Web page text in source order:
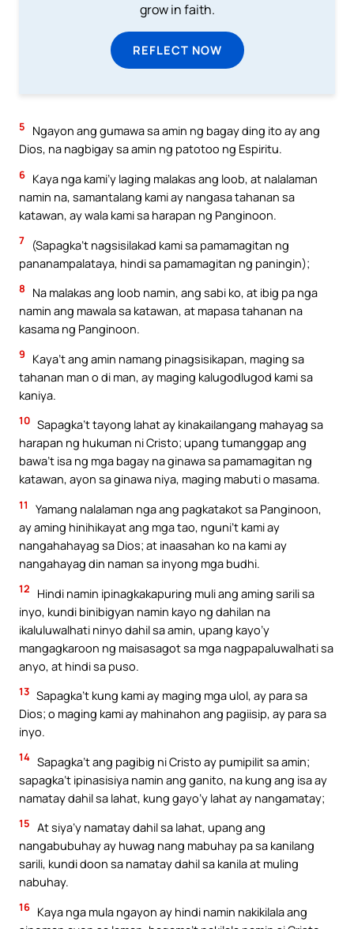
grow in faith.
REFLECT NOW
5
Ngayon ang gumawa sa amin ng bagay ding ito ay ang
Dios, na nagbigay sa amin ng patotoo ng Espiritu.
6 Kaya nga kami’y laging malakas ang loob, at nalalaman
namin na, samantalang kami ay nangasa tahanan sa
katawan, ay wala kami sa harapan ng Panginoon.
7
(Sapagka’t nagsisilakad kami sa pamamagitan ng
pananampalataya, hindi sa pamamagitan ng paningin);
8
Na malakas ang loob namin, ang sabi ko, at ibig pa nga
namin ang mawala sa katawan, at mapasa tahanan na
kasama ng Panginoon.
9
Kaya’t ang amin namang pinagsisikapan, maging sa
tahanan man o di man, ay maging kalugodlugod kami sa
kaniya.
10 Sapagka’t tayong lahat ay kinakailangang mahayag sa
harapan ng hukuman ni Cristo; upang tumanggap ang
bawa’t isa ng mga bagay na ginawa sa pamamagitan ng
katawan, ayon sa ginawa niya, maging mabuti o masama.
11
Yamang nalalaman nga ang pagkatakot sa Panginoon,
ay aming hinihikayat ang mga tao, nguni’t kami ay
nangahahayag sa Dios; at inaasahan ko na kami ay
nangahayag din naman sa inyong mga budhi.
12
Hindi namin ipinagkakapuring muli ang aming sarili sa
inyo, kundi binibigyan namin kayo ng dahilan na
ikaluluwalhati ninyo dahil sa amin, upang kayo’y
mangagkaroon ng maisasagot sa mga nagpapaluwalhati sa
anyo, at hindi sa puso.
13 Sapagka’t kung kami ay maging mga ulol, ay para sa
Dios; o maging kami ay mahinahon ang pagiisip, ay para sa
inyo.
14 Sapagka’t ang pagibig ni Cristo ay pumipilit sa amin;
sapagka’t ipinasisiya namin ang ganito, na kung ang isa ay
namatay dahil sa lahat, kung gayo’y lahat ay nangamatay;
15 At siya’y namatay dahil sa lahat, upang ang
nangabubuhay ay huwag nang mabuhay pa sa kanilang
sarili, kundi doon sa namatay dahil sa kanila at muling
nabuhay.
16 Kaya nga mula ngayon ay hindi namin nakikilala ang